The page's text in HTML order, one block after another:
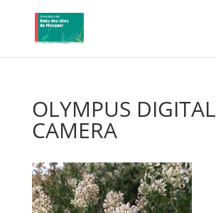
OLYMPUS DIGITAL
CAMERA